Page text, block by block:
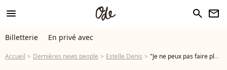
menu search newsletter
Billetterie En privé avec
Accueil Dernières news people Estelle Denis "Je ne peux pas faire plus" : Voici ce que fait Estelle Denis pour avoir une hygiène de vie impeccable